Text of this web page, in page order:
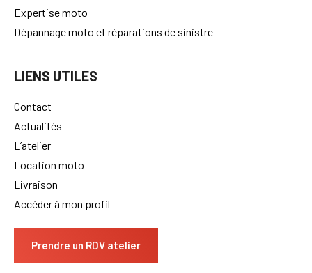
Expertise moto
Dépannage moto et réparations de sinistre
LIENS UTILES
Contact
Actualités
L’atelier
Location moto
Livraison
Accéder à mon profil
Prendre un RDV atelier